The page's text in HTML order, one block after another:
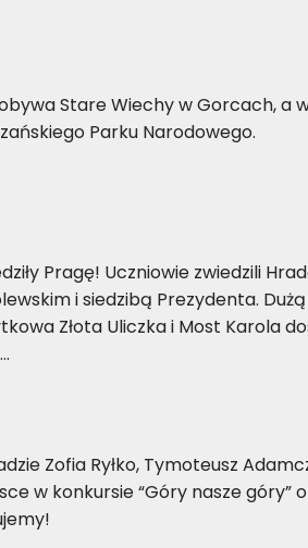
Stare Wiechy w Gorcach, a
Parku Narodowego.
Pragę! Uczniowie zwiedzili
i siedzibą Prezydenta.
Złota Uliczka i Most Karola
Zofia Ryłko, Tymoteusz
w konkursie “Góry nasze góry”